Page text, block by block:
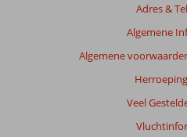
maanden
Adres &
Algemene
Algemene
Veel